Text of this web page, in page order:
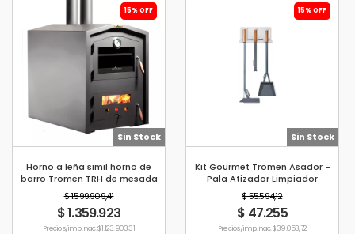
15% OFF
Sin Stock
Horno a leña simil horno de
barro Tromen TRH de mesada
$ 1.599.909,41
$ 1.359.923
Precio s/imp. nac. $ 1.123.903,31
15% OFF
Sin Stock
Kit Gourmet Tromen Asador -
Pala Atizador Limpiador
$ 55.594,12
$ 47.255
Precio s/imp. nac. $ 39.053,72